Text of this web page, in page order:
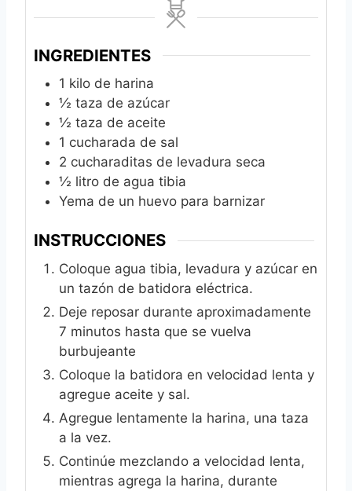
INGREDIENTES
1 kilo de harina
½ taza de azúcar
½ taza de aceite
1 cucharada de sal
2 cucharaditas de levadura seca
½ litro de agua tibia
Yema de un huevo para barnizar
INSTRUCCIONES
Coloque agua tibia, levadura y azúcar en
un tazón de batidora eléctrica.
Deje reposar durante aproximadamente
7 minutos hasta que se vuelva
burbujeante
Coloque la batidora en velocidad lenta y
agregue aceite y sal.
Agregue lentamente la harina, una taza
a la vez.
Continúe mezclando a velocidad lenta,
mientras agrega la harina, durante